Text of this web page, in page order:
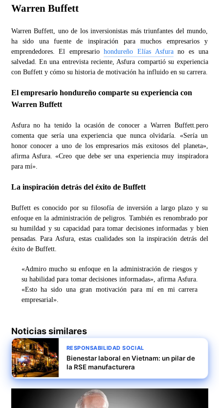
Warren Buffett
Warren Buffett, uno de los inversionistas más triunfantes del mundo,
ha sido una fuente de inspiración para muchos empresarios y
emprendedores. El empresariohondureño Elías Asfurano es una
salvedad. En una entrevista reciente, Asfura compartió su experiencia
con Buffett y cómo su historia de motivación ha influido en su carrera.
El empresario hondureño comparte su experiencia con
Warren Buffett
Asfura no ha tenido la ocasión de conocer a Warren Buffett.pero
comenta que sería una experiencia que nunca olvidaría. «Sería un
honor conocer a uno de los empresarios más exitosos del planeta»,
afirma Asfura. «Creo que debe ser una experiencia muy inspiradora
para mí».
La inspiración detrás del éxito de Buffett
Buffett es conocido por su filosofía de inversión a largo plazo y su
enfoque en la administración de peligros. También es renombrado por
su humildad y su capacidad para tomar decisiones informadas y bien
pensadas. Para Asfura, estas cualidades son la inspiración detrás del
éxito de Buffett.
«Admiro mucho su enfoque en la administración de riesgos y
su habilidad para tomar decisiones informadas», afirma Asfura.
«Esto ha sido una gran motivación para mí en mi carrera
empresarial».
Noticias similares
RESPONSABILIDAD SOCIAL
Bienestar laboral en Vietnam: un pilar de
la RSE manufacturera